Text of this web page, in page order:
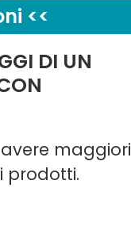
<<
DI UN
maggiori
prodotti.